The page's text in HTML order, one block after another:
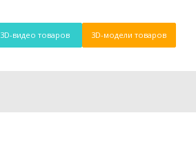
3D-видео товаров 3D-модели товаров